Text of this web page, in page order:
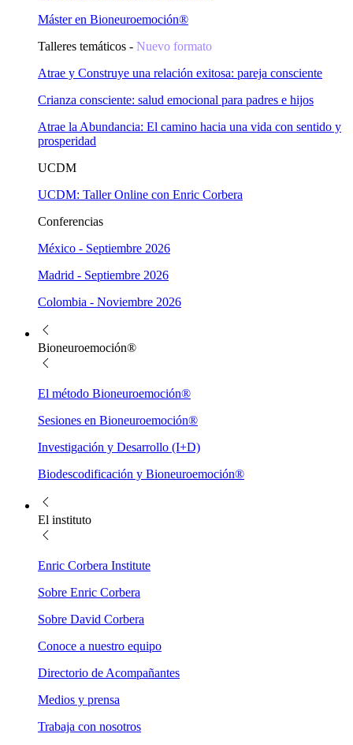
Máster en Bioneuroemoción®
Talleres temáticos - Nuevo formato
Atrae y Construye una relación exitosa: pareja consciente
Crianza consciente: salud emocional para padres e hijos
Atrae la Abundancia: El camino hacia una vida con sentido y
prosperidad
UCDM
UCDM: Taller Online con Enric Corbera
Conferencias
México - Septiembre 2026
Madrid - Septiembre 2026
Colombia - Noviembre 2026
Bioneuroemoción®
El método Bioneuroemoción®
Sesiones en Bioneuroemoción®
Investigación y Desarrollo (I+D)
Biodescodificación y Bioneuroemoción®
El instituto
Enric Corbera Institute
Sobre Enric Corbera
Sobre David Corbera
Conoce a nuestro equipo
Directorio de Acompañantes
Medios y prensa
Trabaja con nosotros